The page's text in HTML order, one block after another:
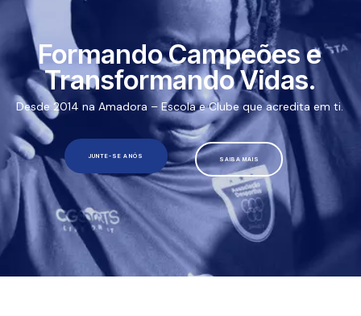
SAIBA MAIS
JUNTE-SE A NÓS
Desde 2014 na Amadora – Escola e Clube que acredita em ti.
Formando Campeões e
Transformando Vidas.